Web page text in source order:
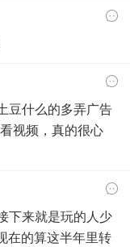
豆什么的多弄广告
视频，真的很心
下来就是玩的人少
在的算这半年里转